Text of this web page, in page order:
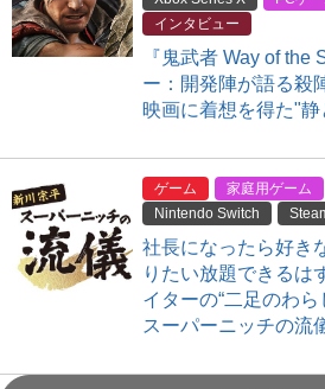
インタビュー
『鬼武者 Way of the
ー：開発陣が語る殺
映画に着想を得た"静
ゲーム 家庭用ゲーム
Nintendo Switch
社長になったら好き
りたい放題できるは
イターの“二足のわら
スーパーニッチの流